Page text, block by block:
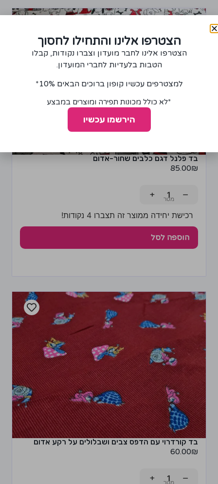
בד פלנל דגם כלבים שחור-אדום
85.00₪
−
+
רכישת יחידה ממוצר זה תצברו 4 נקודות!
הוספה לסל
בד קורדרוי עם הדפס צבים ושבלולים על רקע אדום
60.00₪
−
+
הצטרפו אלינו והתחילו לחסוך
הצטרפו אלינו לחבר מועדון וצברו נקודות, קבלו
הטבות בלעדיות לחברי המועדון.
למצטרפים עכשיו קופון ברוכים הבאים 10%*
*לא כולל מכונות תפירה ומוצרים במבצע
הירשמו עכשיו